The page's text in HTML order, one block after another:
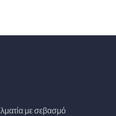
με σεβασμό